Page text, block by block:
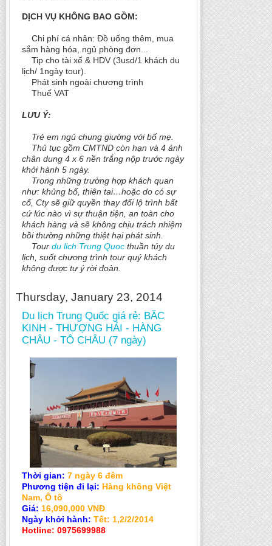
DỊCH VỤ KHÔNG BAO GỒM:
Chi phí cá nhân: Đồ uống thêm, mua
sắm hàng hóa, ngủ phòng đơn...
Tip cho tài xế & HDV (3usd/1 khách du
lịch/ 1ngày tour).
Phát sinh ngoài chương trình
Thuế VAT
LƯU Ý:
Trẻ em ngủ chung giường với bố mẹ.
Thủ tục gồm CMTND còn hạn và 4 ảnh
chân dung 4 x 6 nền trắng nộp trước ngày
khởi hành 5 ngày.
Trong những trường hợp khách quan
như: khủng bố, thiên tai…hoặc do có sự
cố, Cty sẽ giữ quyền thay đổi lộ trình bất
cứ lúc nào vì sự thuận tiện, an toàn cho
khách hàng và sẽ không chịu trách nhiệm
bồi thường những thiệt hại phát sinh.
Tour du lich Trung Quoc thuần túy du
lịch, suốt chương trình tour quý khách
không được tự ý rời đoàn.
Thursday, January 23, 2014
Du lịch Trung Quốc giá rẻ: BẮC
KINH - THƯỢNG HẢI - HÀNG
CHÂU - TÔ CHÂU (7 ngày)
Thời gian: 7 ngày 6 đêm
Phương tiện đi lại: Hàng không Việt
Nam, Ô tô
Giá: 16,090,000 VNĐ
Ngày khởi hành: Tết: 1,2/2/2014
Hotline: 0975699988